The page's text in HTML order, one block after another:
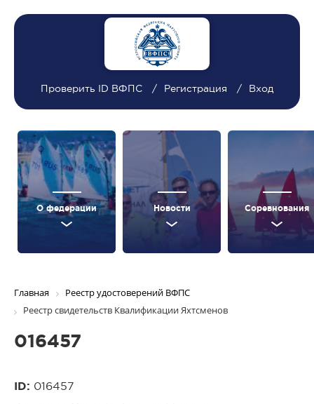
Проверить ID ВФПС Регистрация Вход
О федерации Новости Соревнования
Главная
Реестр удостоверений ВФПС
Реестр свидетельств Квалификации Яхтсменов
016457
ID: 016457